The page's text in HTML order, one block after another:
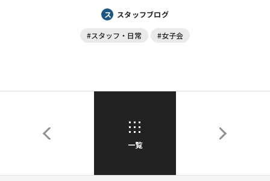
ス スタッフブログ
#スタッフ・日常 #女子会
一覧